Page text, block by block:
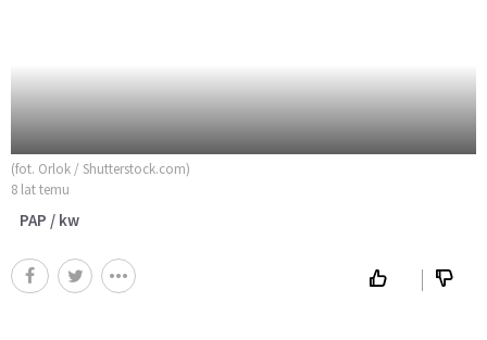
(fot. Orlok / Shutterstock.com)
8 lat temu
PAP / kw